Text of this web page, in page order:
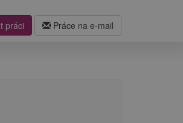
práci Práce na e-mail